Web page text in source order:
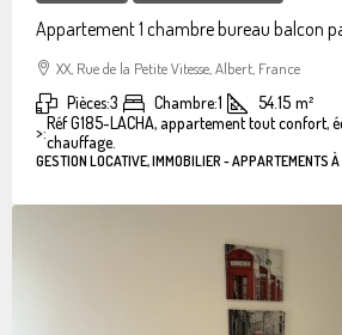
Appartement 1 chambre bureau balcon
XX, Rue de la Petite Vitesse, Albert, France
Pièces:3 Chambre:1 54.15 m²
>:Réf G185-LACHA, appartement tout confort,
chauffage.
GESTION LOCATIVE, IMMOBILIER - APPARTEMENTS À